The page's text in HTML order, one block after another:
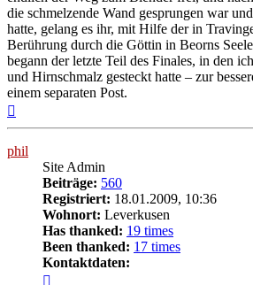
die schmelzende Wand gesprungen war
hatte, gelang es ihr, mit Hilfe der in
Berührung durch die Göttin in Beorns
begann der letzte Teil des Finales, in den
und Hirnschmalz gesteckt hatte – zur
einem separaten Post.
phil
Site Admin
Beiträge: 560
Registriert: 18.01.2009, 10:36
Wohnort: Leverkusen
Has thanked: 19 times
Been thanked: 17 times
Kontaktdaten: